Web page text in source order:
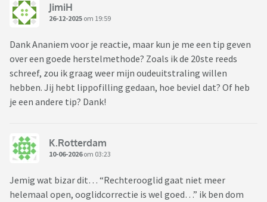
JimiH
26-12-2025 om 19:59
Dank Ananiem voor je reactie, maar kun je me een tip geven
over een goede herstelmethode? Zoals ik de 20ste reeds
schreef, zou ik graag weer mijn oudeuitstraling willen
hebben. Jij hebt lippofilling gedaan, hoe beviel dat? Of heb
je een andere tip? Dank!
K.Rotterdam
10-06-2026om 03:23
Jemig wat bizar dit… “Rechterooglid gaat niet meer
helemaal open, ooglidcorrectie is wel goed…” ik ben dom